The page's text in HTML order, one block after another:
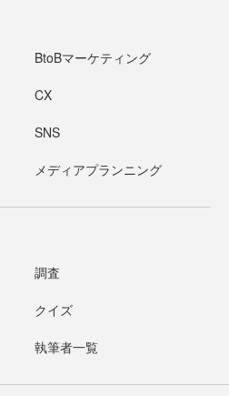
BtoBマーケティング
CX
SNS
メディアプランニング
調査
クイズ
執筆者一覧